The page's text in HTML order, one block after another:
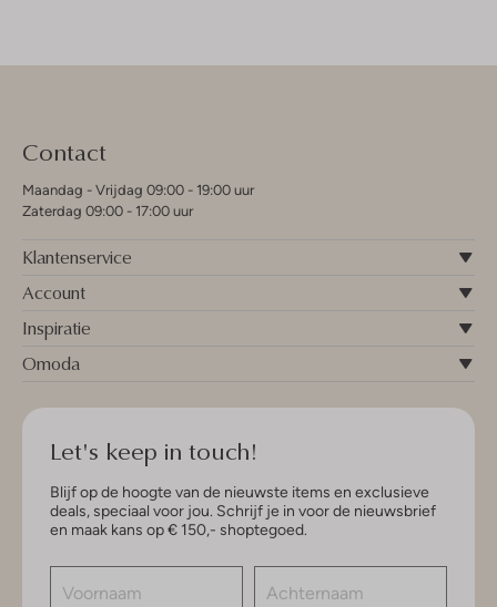
Contact
Maandag - Vrijdag 09:00 - 19:00 uur
Zaterdag 09:00 - 17:00 uur
Klantenservice
Account
Inspiratie
Omoda
Let's keep in touch!
Blijf op de hoogte van de nieuwste items en exclusieve
deals, speciaal voor jou. Schrijf je in voor de nieuwsbrief
en maak kans op € 150,- shoptegoed.